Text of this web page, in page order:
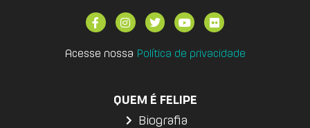
Acesse nossa Política de privacidade
QUEM É FELIPE
Biografia